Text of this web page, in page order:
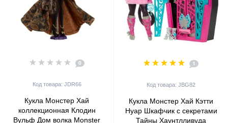
0
Код товара: JDR66
Кукла Монстер Хай
коллекционная Клодин
Вульф Дом волка Monster
1
Код товара: JBG82
Кукла Монстер Хай Кэтти
Нуар Шкафчик с секретами
Тайны Хаунтлливуда